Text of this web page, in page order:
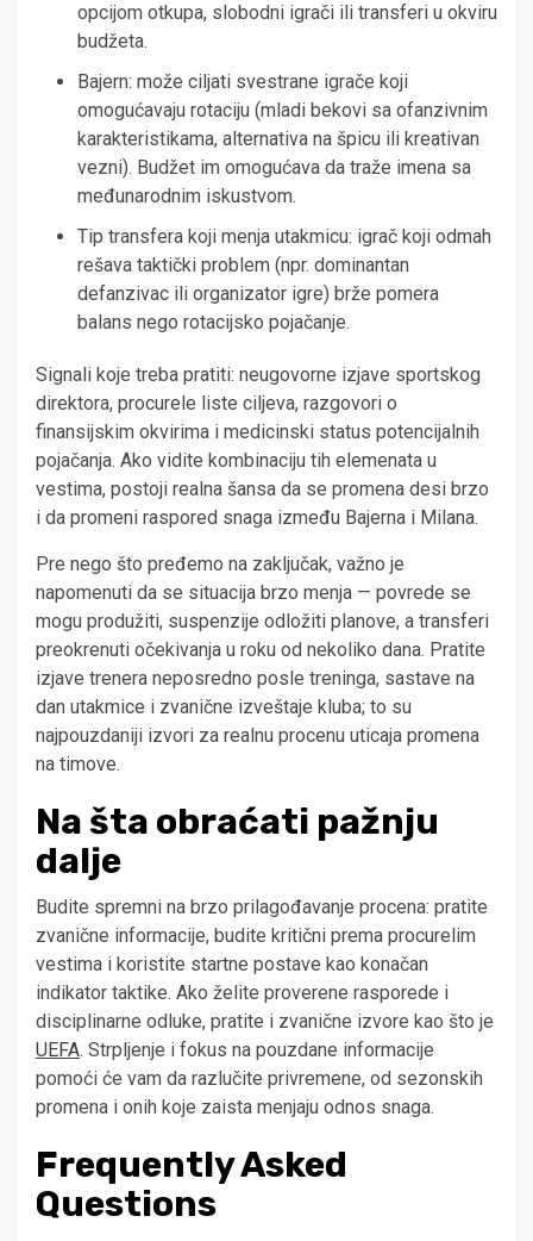
opcijom otkupa, slobodni igrači ili transferi u okviru
budžeta.
Bajern: može ciljati svestrane igrače koji
omogućavaju rotaciju (mladi bekovi sa ofanzivnim
karakteristikama, alternativa na špicu ili kreativan
vezni). Budžet im omogućava da traže imena sa
međunarodnim iskustvom.
Tip transfera koji menja utakmicu: igrač koji odmah
rešava taktički problem (npr. dominantan
defanzivac ili organizator igre) brže pomera
balans nego rotacijsko pojačanje.
Signali koje treba pratiti: neugovorne izjave sportskog
direktora, procurele liste ciljeva, razgovori o
finansijskim okvirima i medicinski status potencijalnih
pojačanja. Ako vidite kombinaciju tih elemenata u
vestima, postoji realna šansa da se promena desi brzo
i da promeni raspored snaga između Bajerna i Milana.
Pre nego što pređemo na zaključak, važno je
napomenuti da se situacija brzo menja — povrede se
mogu produžiti, suspenzije odložiti planove, a transferi
preokrenuti očekivanja u roku od nekoliko dana. Pratite
izjave trenera neposredno posle treninga, sastave na
dan utakmice i zvanične izveštaje kluba; to su
najpouzdaniji izvori za realnu procenu uticaja promena
na timove.
Na šta obraćati pažnju
dalje
Budite spremni na brzo prilagođavanje procena: pratite
zvanične informacije, budite kritični prema procurelim
vestima i koristite startne postave kao konačan
indikator taktike. Ako želite proverene rasporede i
disciplinarne odluke, pratite i zvanične izvore kao što je
UEFA. Strpljenje i fokus na pouzdane informacije
pomoći će vam da razlučite privremene, od sezonskih
promena i onih koje zaista menjaju odnos snaga.
Frequently Asked
Questions